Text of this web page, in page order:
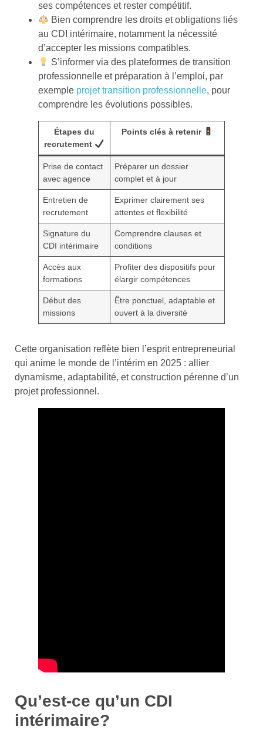
ses compétences et rester compétitif.
Bien comprendre les droits et obligations liés
au CDI intérimaire, notamment la nécessité
d’accepter les missions compatibles.
S’informer via des plateformes de transition
professionnelle et préparation à l’emploi, par
exemple projet transition professionnelle, pour
comprendre les évolutions possibles.
Étapes du
recrutement
Points clés à retenir
Prise de contact
avec agence
Préparer un dossier
complet et à jour
Entretien de
recrutement
Exprimer clairement ses
attentes et flexibilité
Signature du
CDI intérimaire
Comprendre clauses et
conditions
Accès aux
formations
Profiter des dispositifs pour
élargir compétences
Début des
missions
Être ponctuel, adaptable et
ouvert à la diversité
Cette organisation reflète bien l’esprit entrepreneurial
qui anime le monde de l’intérim en 2025 : allier
dynamisme, adaptabilité, et construction pérenne d’un
projet professionnel.
Qu’est-ce qu’un CDI
intérimaire?